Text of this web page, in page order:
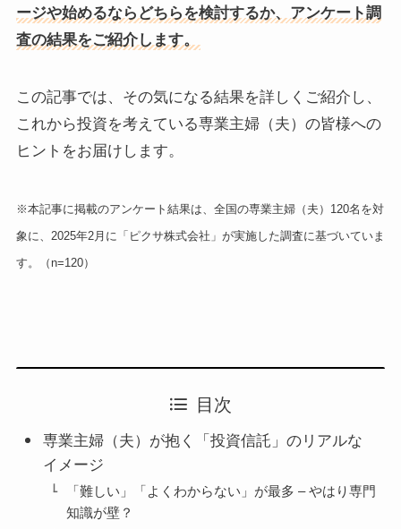
ージや始めるならどちらを検討するか、アンケート調
査の結果をご紹介します。
この記事では、その気になる結果を詳しくご紹介し、
これから投資を考えている専業主婦（夫）の皆様への
ヒントをお届けします。
※本記事に掲載のアンケート結果は、全国の専業主婦（夫）120名を対
象に、2025年2月に「ピクサ株式会社」が実施した調査に基づいていま
す。（n=120）
目次
専業主婦（夫）が抱く「投資信託」のリアルな
イメージ
「難しい」「よくわからない」が最多 – やはり専門
知識が壁？